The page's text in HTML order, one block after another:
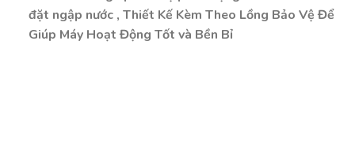
đặt ngập nước , Thiết Kế Kèm Theo Lồng Bảo Vệ Để
Giúp Máy Hoạt Động Tốt và Bền Bỉ